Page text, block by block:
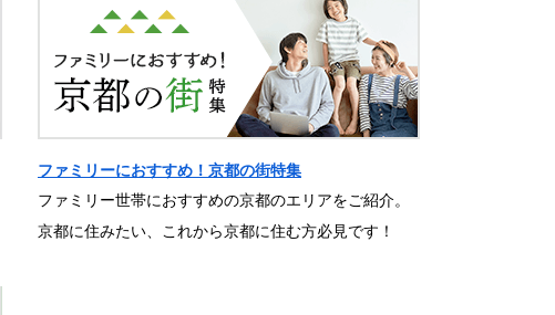
ファミリーにおすすめ！京都の街特集
ファミリー世帯におすすめの京都のエリアをご紹介。
京都に住みたい、これから京都に住む方必見です！